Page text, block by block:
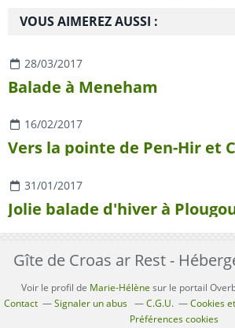
VOUS AIMEREZ AUSSI :
28/03/2017
Balade à Meneham
16/02/2017
Vers la pointe de Pen-Hir et
31/01/2017
Jolie balade d'hiver à
Gîte de Croas ar Rest -
Voir le profil de Marie-Hélène sur le portail
Contact
Signaler un abus C.G.U.
Cookies
Préférences cookies